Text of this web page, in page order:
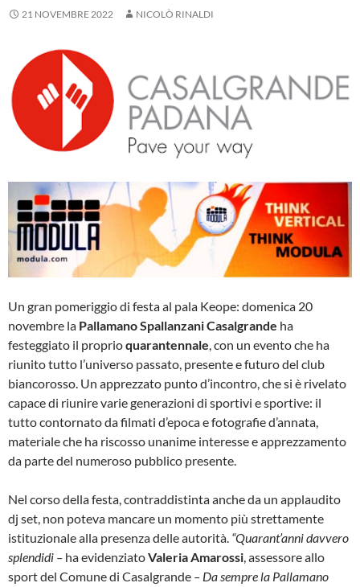
21 NOVEMBRE 2022 NICOLÒ RINALDI
Un gran pomeriggio di festa al pala Keope: domenica 20
novembre la Pallamano Spallanzani Casalgrande ha
festeggiato il proprioquarantennale, con un evento che ha
riunito tutto l’universo passato, presente e futuro del club
biancorosso. Un apprezzato punto d’incontro, che si è rivelato
capace di riunire varie generazioni di sportivi e sportive: il
tutto contornato da filmati d’epoca e fotografie d’annata,
materiale che ha riscosso unanime interesse e apprezzamento
da parte del numeroso pubblico presente.
Nel corso della festa, contraddistinta anche da un applaudito
dj set, non poteva mancare un momento più strettamente
istituzionale alla presenza delle autorità. “Quarant’anni davvero
splendidi – ha evidenziatoValeria Amarossi, assessore allo
sport del Comune di Casalgrande – Da sempre la Pallamano